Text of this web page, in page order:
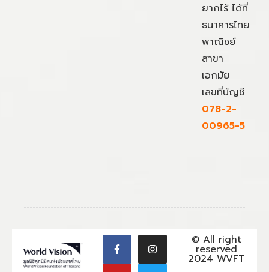
ยากไร้ ได้ที่
ธนาคารไทย
พาณิชย์
สาขา
เอกมัย
เลขที่บัญชี
078-2-
00965-5
© All right
reserved
2024 WVFT